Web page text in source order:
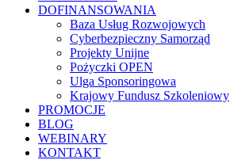
DOFINANSOWANIA
Baza Usług Rozwojowych
Cyberbezpieczny Samorząd
Projekty Unijne
Pożyczki OPEN
Ulga Sponsoringowa
Krajowy Fundusz Szkoleniowy
PROMOCJE
BLOG
WEBINARY
KONTAKT